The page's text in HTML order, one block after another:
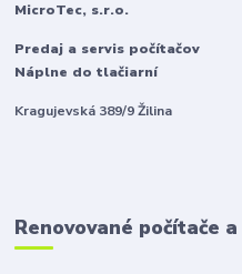
MicroTec, s.r.o.
Predaj a servis počítačov
Náplne do tlačiarní
Kragujevská 389/9 Žilina
Renovované počítače